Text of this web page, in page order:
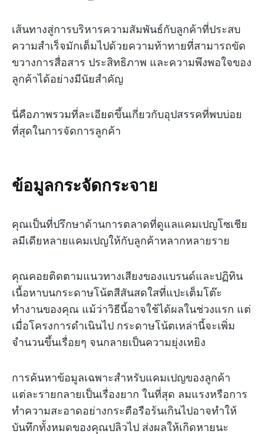
เส้นทางสู่การบริหารความสัมพันธ์กับลูกค้าที่ประสบ
ความสำเร็จมักเต็มไปด้วยความท้าทายที่สามารถขัด
ขวางการสื่อสาร ประสิทธิภาพ และความพึงพอใจของ
ลูกค้าได้อย่างมีนัยสำคัญ
นี่คือภาพรวมที่ละเอียดขึ้นเกี่ยวกับอุปสรรคที่พบบ่อย
ที่สุดในการจัดการลูกค้า
ข้อมูลกระจัดกระจาย
คุณเป็นที่ปรึกษาด้านการตลาดที่ดูแลแคมเปญโซเชีย
ลมีเดียหลายแคมเปญให้กับลูกค้าหลากหลายราย
คุณคอยติดตามแนวทางเสียงของแบรนด์และปฏิทิน
เนื้อหาบนกระดาษโน้ตสีสันสดใสที่แปะเต็มโต๊ะ
ทำงานของคุณ แม้ว่าวิธีนี้อาจใช้ได้ผลในช่วงแรก แต่
เมื่อโครงการดำเนินไป กระดาษโน้ตเหล่านี้จะเพิ่ม
จำนวนขึ้นเรื่อยๆ จนกลายเป็นความยุ่งเหยิง
การค้นหาข้อมูลเฉพาะสำหรับแคมเปญของลูกค้า
แต่ละรายกลายเป็นเรื่องยาก ในที่สุด ลมแรงหรือการ
ทำความสะอาดอย่างกระตือรือร้นเกินไปอาจทำให้
บันทึกทั้งหมดของคุณปลิวไป ส่งผลให้เกิดหายนะ